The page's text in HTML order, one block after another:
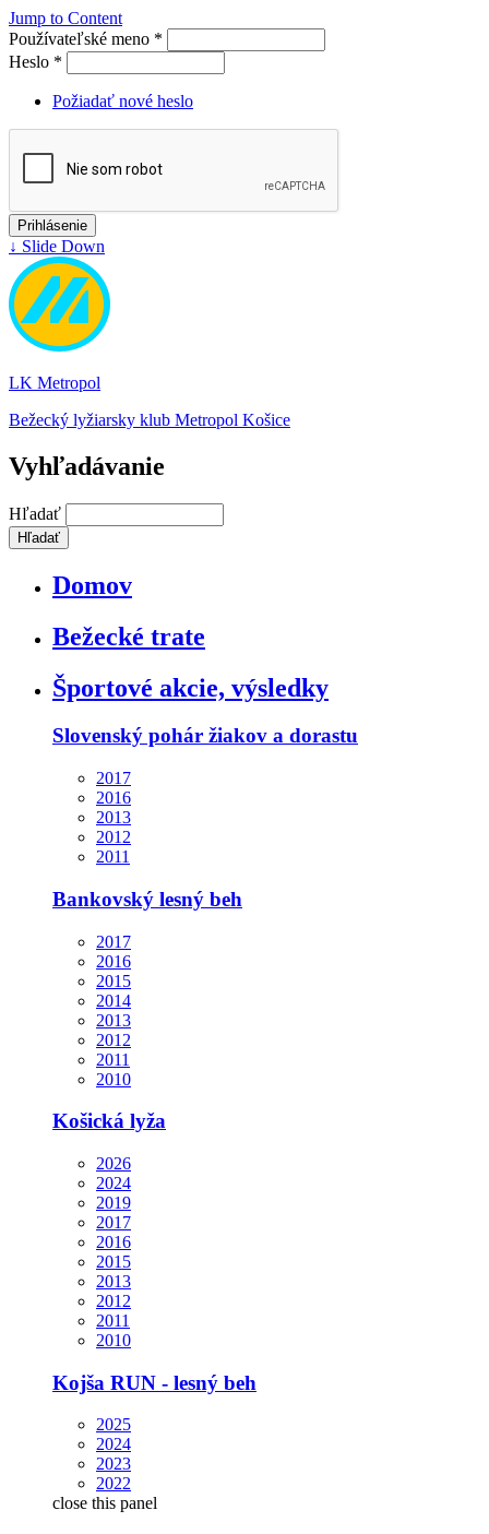
Jump to Content
Používateľské meno *
Heslo *
Požiadať nové heslo
↓ Slide Down
LK Metropol
Bežecký lyžiarsky klub Metropol Košice
Vyhľadávanie
Hľadať
Domov
Bežecké trate
Športové akcie, výsledky
Slovenský pohár žiakov a dorastu
2017
2016
2013
2012
2011
Bankovský lesný beh
2017
2016
2015
2014
2013
2012
2011
2010
Košická lyža
2026
2024
2019
2017
2016
2015
2013
2012
2011
2010
Kojša RUN - lesný beh
2025
2024
2023
2022
close this panel